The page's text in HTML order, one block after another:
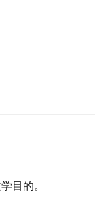
目的。